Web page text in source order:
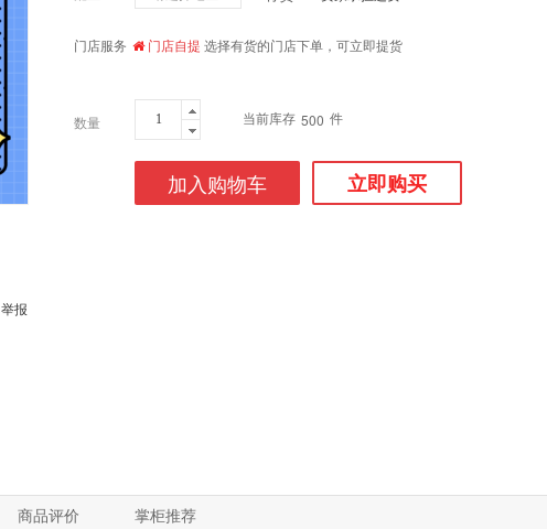
举报
门店服务 门店自提 选择有货的门店下单，可立即提货
数量 当前库存 500 件
加入购物车 立即购买
商品评价 掌柜推荐